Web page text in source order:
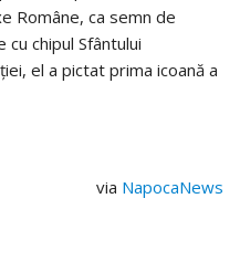
Române, ca semn de
chipul Sfântului
el a pictat prima icoană a
via NapocaNews